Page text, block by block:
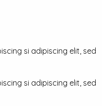
si adipiscing elit, sed
si adipiscing elit, sed